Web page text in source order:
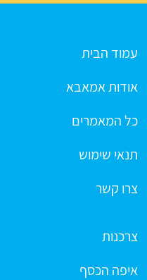
עמוד הבית
אודות אמאבא
כל המאמרים
תנאי שימוש
צרו קשר
צרכנות
איפה הכסף